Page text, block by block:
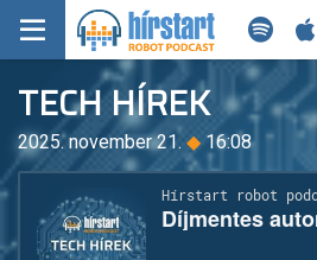
KEZDŐLAP
FRISS HÍREK
TECH HÍREK
TECH HÍREK
2025. november 21.◆ 16:08